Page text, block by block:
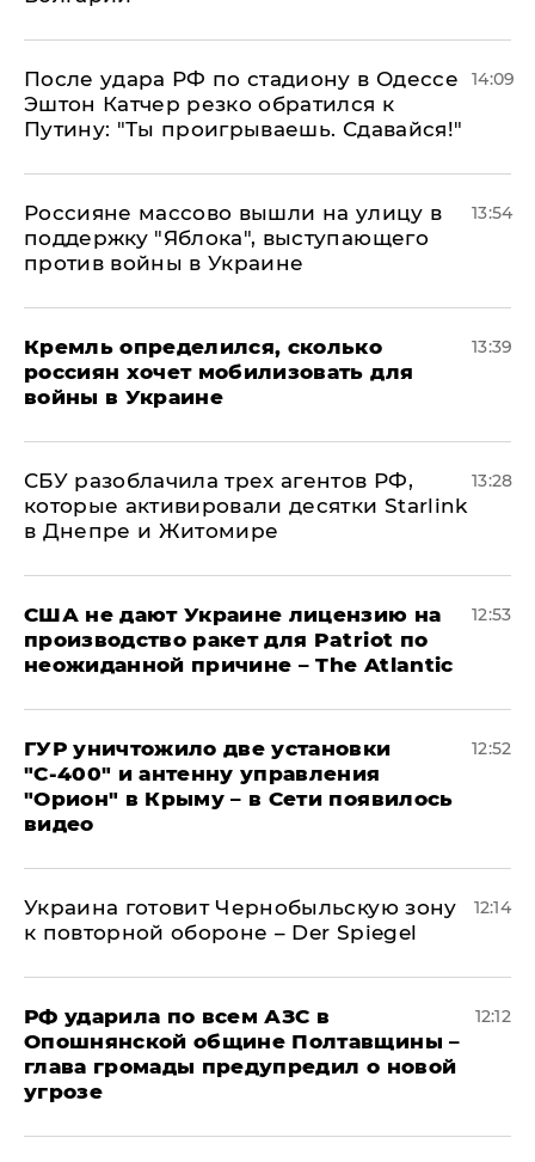
После удара РФ по стадиону в Одессе
Эштон Катчер резко обратился к
Путину: "Ты проигрываешь. Сдавайся!"
14:09
Россияне массово вышли на улицу в
поддержку "Яблока", выступающего
против войны в Украине
13:54
Кремль определился, сколько
россиян хочет мобилизовать для
войны в Украине
13:39
СБУ разоблачила трех агентов РФ,
которые активировали десятки Starlink
в Днепре и Житомире
13:28
США не дают Украине лицензию на
производство ракет для Patriot по
неожиданной причине – The Atlantic
12:53
ГУР уничтожило две установки
"С‑400" и антенну управления
"Орион" в Крыму – в Сети появилось
видео
12:52
Украина готовит Чернобыльскую зону
к повторной обороне – Der Spiegel
12:14
РФ ударила по всем АЗС в
Опошнянской общине Полтавщины –
глава громады предупредил о новой
угрозе
12:12